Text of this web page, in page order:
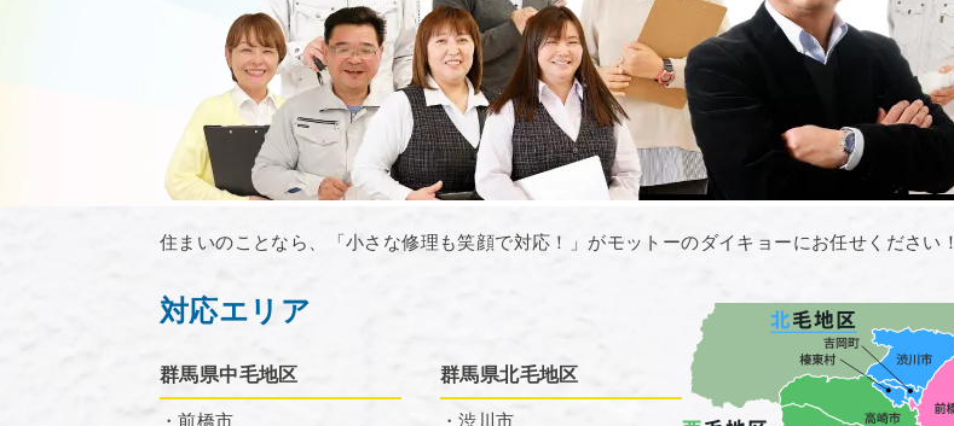
住まいのことなら、「小さな修理も笑顔で対応！」がモットーのダイキョーにお任せください！
対応エリア
群馬県中毛地区
・前橋市
群馬県北毛地区
・渋川市